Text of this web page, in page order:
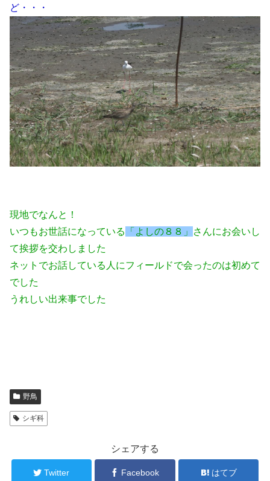
ど・・・
現地でなんと！
いつもお世話になっている
「よしの８８」
さんにお会いし
て挨拶を交わしました
ネットでお話している人にフィールドで会ったのは初めて
でした
うれしい出来事でした
野鳥
シギ科
シェアする
Twitter Facebook はてブ